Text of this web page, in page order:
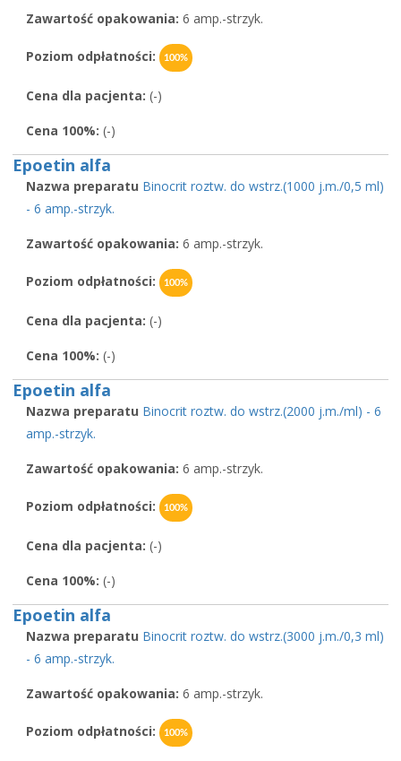
Zawartość opakowania: 6 amp.-strzyk.
Poziom odpłatności: 100%
Cena dla pacjenta: (-)
Cena 100%: (-)
Epoetin alfa
Nazwa preparatu Binocrit roztw. do wstrz.(1000 j.m./0,5 ml)
- 6 amp.-strzyk.
Zawartość opakowania: 6 amp.-strzyk.
Poziom odpłatności: 100%
Cena dla pacjenta: (-)
Cena 100%: (-)
Epoetin alfa
Nazwa preparatu Binocrit roztw. do wstrz.(2000 j.m./ml) - 6
amp.-strzyk.
Zawartość opakowania: 6 amp.-strzyk.
Poziom odpłatności: 100%
Cena dla pacjenta: (-)
Cena 100%: (-)
Epoetin alfa
Nazwa preparatu Binocrit roztw. do wstrz.(3000 j.m./0,3 ml)
- 6 amp.-strzyk.
Zawartość opakowania: 6 amp.-strzyk.
Poziom odpłatności: 100%